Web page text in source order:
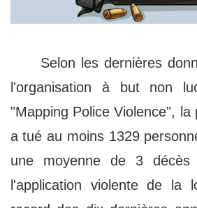
Selon les dernières
l'organisation à but non
"Mapping Police Violence", la
a tué au moins 1329
une moyenne de 3
l'application violente de la